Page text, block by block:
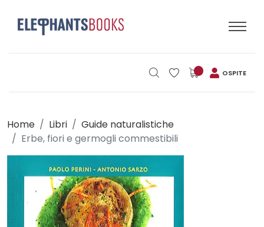
OSPITE
Home Libri
Guide naturalistiche
Erbe, fiori e germogli commestibili